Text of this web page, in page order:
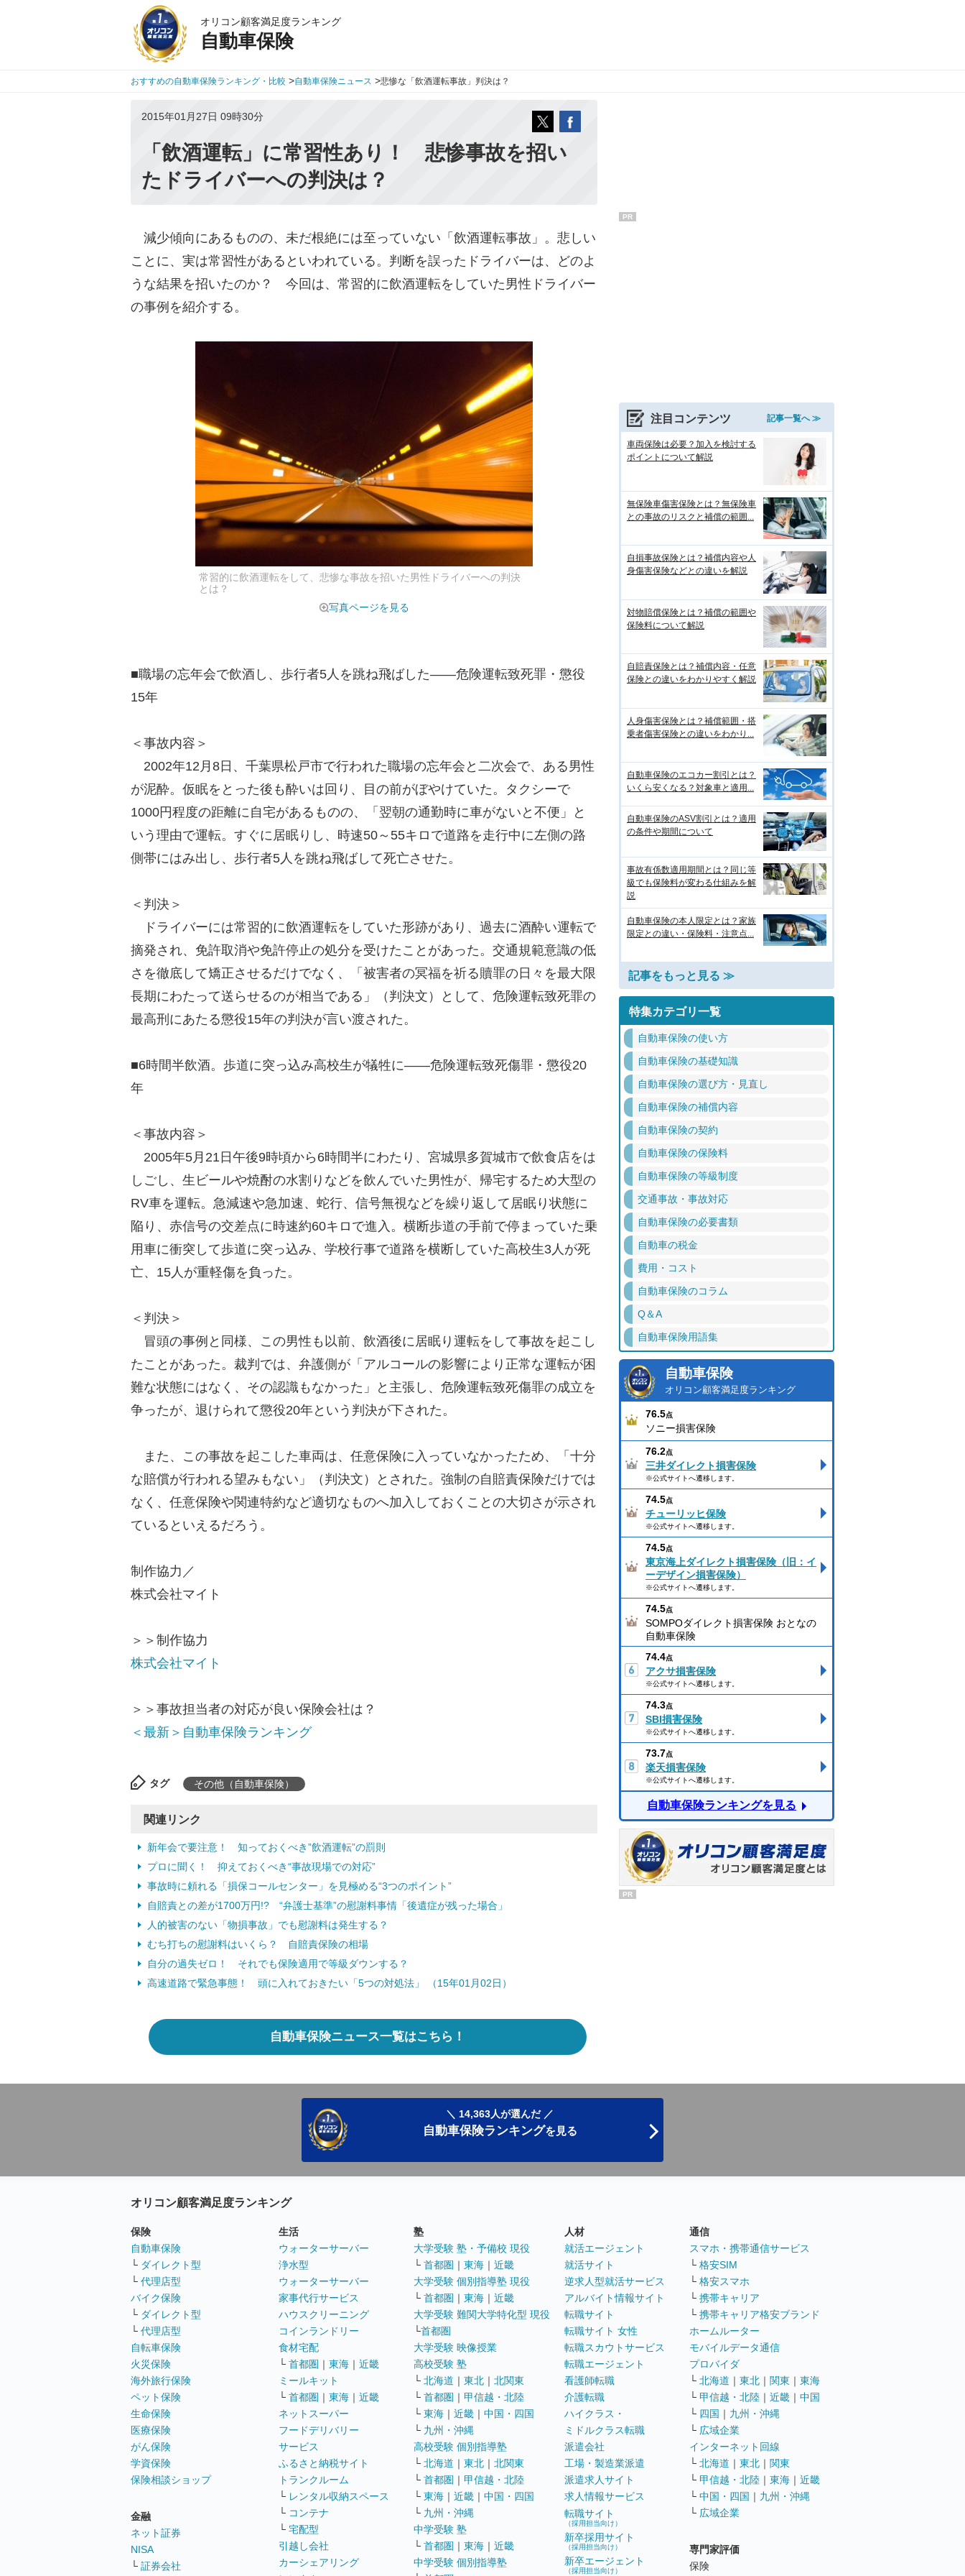
オリコン顧客満足度ランキング
自動車保険
おすすめの自動車保険ランキング・比較 >自動車保険ニュース >悲惨な「飲酒運転事故」判決は？
2015年01月27日 09時30分
「飲酒運転」に常習性あり！ 悲惨事故を招い
たドライバーへの判決は？
減少傾向にあるものの、未だ根絶には至っていない「飲酒運転事故」。悲しい
ことに、実は常習性があるといわれている。判断を誤ったドライバーは、どのよ
うな結果を招いたのか？ 今回は、常習的に飲酒運転をしていた男性ドライバー
の事例を紹介する。
常習的に飲酒運転をして、悲惨な事故を招いた男性ドライバーへの判決
とは？
写真ページを見る
■職場の忘年会で飲酒し、歩行者5人を跳ね飛ばした――危険運転致死罪・懲役
15年
＜事故内容＞
2002年12月8日、千葉県松戸市で行われた職場の忘年会と二次会で、ある男性
が泥酔。仮眠をとった後も酔いは回り、目の前がぼやけていた。タクシーで
1000円程度の距離に自宅があるものの、「翌朝の通勤時に車がないと不便」と
いう理由で運転。すぐに居眠りし、時速50～55キロで道路を走行中に左側の路
側帯にはみ出し、歩行者5人を跳ね飛ばして死亡させた。
＜判決＞
ドライバーには常習的に飲酒運転をしていた形跡があり、過去に酒酔い運転で
摘発され、免許取消や免許停止の処分を受けたことがあった。交通規範意識の低
さを徹底して矯正させるだけでなく、「被害者の冥福を祈る贖罪の日々を最大限
長期にわたって送らせるのが相当である」（判決文）として、危険運転致死罪の
最高刑にあたる懲役15年の判決が言い渡された。
■6時間半飲酒。歩道に突っ込み高校生が犠牲に――危険運転致死傷罪・懲役20
年
＜事故内容＞
2005年5月21日午後9時頃から6時間半にわたり、宮城県多賀城市で飲食店をは
しごし、生ビールや焼酎の水割りなどを飲んでいた男性が、帰宅するため大型の
RV車を運転。急減速や急加速、蛇行、信号無視などを繰り返して居眠り状態に
陥り、赤信号の交差点に時速約60キロで進入。横断歩道の手前で停まっていた乗
用車に衝突して歩道に突っ込み、学校行事で道路を横断していた高校生3人が死
亡、15人が重軽傷を負った。
＜判決＞
冒頭の事例と同様、この男性も以前、飲酒後に居眠り運転をして事故を起こし
たことがあった。裁判では、弁護側が「アルコールの影響により正常な運転が困
難な状態にはなく、その認識もなかった」と主張し、危険運転致死傷罪の成立を
争ったが、退けられて懲役20年という判決が下された。
また、この事故を起こした車両は、任意保険に入っていなかったため、「十分
な賠償が行われる望みもない」（判決文）とされた。強制の自賠責保険だけでは
なく、任意保険や関連特約など適切なものへ加入しておくことの大切さが示され
ているといえるだろう。
制作協力／
株式会社マイト
＞＞制作協力
株式会社マイト
＞＞事故担当者の対応が良い保険会社は？
＜最新＞自動車保険ランキング
タグ その他（自動車保険）
関連リンク
新年会で要注意！ 知っておくべき”飲酒運転”の罰則
プロに聞く！ 抑えておくべき“事故現場での対応”
事故時に頼れる「損保コールセンター」を見極める“3つのポイント”
自賠責との差が1700万円!? “弁護士基準”の慰謝料事情「後遺症が残った場合」
人的被害のない「物損事故」でも慰謝料は発生する？
むち打ちの慰謝料はいくら？ 自賠責保険の相場
自分の過失ゼロ！ それでも保険適用で等級ダウンする？
高速道路で緊急事態！ 頭に入れておきたい「5つの対処法」 （15年01月02日）
自動車保険ニュース一覧はこちら！
PR
注目コンテンツ 記事一覧へ ≫
車両保険は必要？加入を検討する
ポイントについて解説
無保険車傷害保険とは？無保険車
との事故のリスクと補償の範囲...
自損事故保険とは？補償内容や人
身傷害保険などとの違いを解説
対物賠償保険とは？補償の範囲や
保険料について解説
自賠責保険とは？補償内容・任意
保険との違いをわかりやすく解説
人身傷害保険とは？補償範囲・搭
乗者傷害保険との違いをわかり...
自動車保険のエコカー割引とは？
いくら安くなる？対象車と適用...
自動車保険のASV割引とは？適用
の条件や期間について
事故有係数適用期間とは？同じ等
級でも保険料が変わる仕組みを解
説
自動車保険の本人限定とは？家族
限定との違い・保険料・注意点...
記事をもっと見る ≫
特集カテゴリ一覧
自動車保険の使い方
自動車保険の基礎知識
自動車保険の選び方・見直し
自動車保険の補償内容
自動車保険の契約
自動車保険の保険料
自動車保険の等級制度
交通事故・事故対応
自動車保険の必要書類
自動車の税金
費用・コスト
自動車保険のコラム
Q＆A
自動車保険用語集
自動車保険
オリコン顧客満足度ランキング
76.5点
ソニー損害保険
76.2点
三井ダイレクト損害保険
※公式サイトへ遷移します。
74.5点
チューリッヒ保険
※公式サイトへ遷移します。
74.5点
東京海上ダイレクト損害保険（旧：イ
ーデザイン損害保険）
※公式サイトへ遷移します。
74.5点
SOMPOダイレクト損害保険 おとなの
自動車保険
74.4点
アクサ損害保険
※公式サイトへ遷移します。
74.3点
SBI損害保険
※公式サイトへ遷移します。
73.7点
楽天損害保険
※公式サイトへ遷移します。
自動車保険ランキングを見る
PR
＼ 14,363人が選んだ ／
自動車保険ランキングを見る
オリコン顧客満足度ランキング
保険
自動車保険
└ ダイレクト型
└ 代理店型
バイク保険
└ ダイレクト型
└ 代理店型
自転車保険
火災保険
海外旅行保険
ペット保険
生命保険
医療保険
がん保険
学資保険
保険相談ショップ
金融
ネット証券
NISA
└ 証券会社
生活
ウォーターサーバー
浄水型
ウォーターサーバー
家事代行サービス
ハウスクリーニング
コインランドリー
食材宅配
└ 首都圏 ｜ 東海 ｜ 近畿
ミールキット
└ 首都圏 ｜ 東海 ｜ 近畿
ネットスーパー
フードデリバリー
サービス
ふるさと納税サイト
トランクルーム
└ レンタル収納スペース
└ コンテナ
└ 宅配型
引越し会社
カーシェアリング
塾
大学受験 塾・予備校 現役
└ 首都圏 ｜ 東海 ｜ 近畿
大学受験 個別指導塾 現役
└ 首都圏 ｜ 東海 ｜ 近畿
大学受験 難関大学特化型 現役
└首都圏
大学受験 映像授業
高校受験 塾
└ 北海道 ｜ 東北 ｜ 北関東
└ 首都圏 ｜ 甲信越・北陸
└ 東海 ｜ 近畿 ｜ 中国・四国
└ 九州・沖縄
高校受験 個別指導塾
└ 北海道 ｜ 東北 ｜ 北関東
└ 首都圏 ｜ 甲信越・北陸
└ 東海 ｜ 近畿 ｜ 中国・四国
└ 九州・沖縄
中学受験 塾
└ 首都圏 ｜ 東海 ｜ 近畿
中学受験 個別指導塾
人材
就活エージェント
就活サイト
逆求人型就活サービス
アルバイト情報サイト
転職サイト
転職サイト 女性
転職スカウトサービス
転職エージェント
看護師転職
介護転職
ハイクラス・
ミドルクラス転職
派遣会社
工場・製造業派遣
派遣求人サイト
求人情報サービス
転職サイト
（採用担当向け）
新卒採用サイト
（採用担当向け）
新卒エージェント
（採用担当向け）
通信
スマホ・携帯通信サービス
└ 格安SIM
└ 格安スマホ
└ 携帯キャリア
└ 携帯キャリア格安ブランド
ホームルーター
モバイルデータ通信
プロバイダ
└ 北海道 ｜ 東北 ｜ 関東 ｜ 東海
└ 甲信越・北陸 ｜ 近畿 ｜ 中国
└ 四国 ｜ 九州・沖縄
└ 広域企業
インターネット回線
└ 北海道 ｜ 東北 ｜ 関東
└ 甲信越・北陸 ｜ 東海 ｜ 近畿
└ 中国・四国 ｜ 九州・沖縄
└ 広域企業
専門家評価
保険